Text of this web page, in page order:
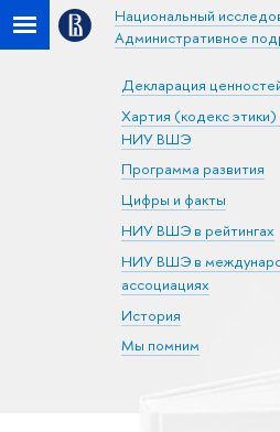
Национальный
Административное
Декларация
Хартия (кодекс
НИУ ВШЭ
Программа развития
Цифры и факты
НИУ ВШЭ в рейтингах
НИУ ВШЭ в
ассоциациях
История
Мы помним